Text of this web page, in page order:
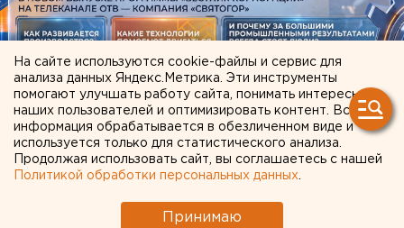
ЧИТАЙТЕ ТАКЖЕ:
Участок с челябинским элеватором выставят
На сайте используются cookie-файлы и сервис для
анализа данных Яндекс.Метрика. Эти инструменты
помогают улучшать работу сайта, понимать интересы
наших пользователей и оптимизировать контент. Вся
информация обрабатывается в обезличенном виде и
используется только для статистического анализа.
Продолжая использовать сайт, вы соглашаетесь с нашей
Политикой обработки персональных данных
Принимаю